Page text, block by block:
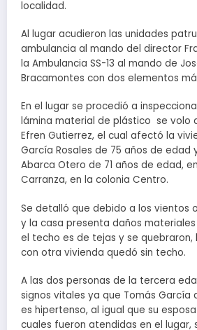
localidad.
Al lugar acudieron las unidades
ambulancia al mando del director
la Ambulancia SS-13 al mando de
Bracamontes con dos elementos
En el lugar se procedió a
lámina material de plástico se volo
Efren Gutierrez, el cual afectó la
García Rosales de 75 años de edad
Abarca Otero de 71 años de edad,
Carranza, en la colonia Centro.
Se detalló que debido a los vientos
y la casa presenta daños
el techo es de tejas y se quebraron,
con otra vivienda quedó sin techo.
A las dos personas de la tercera
signos vitales ya que Tomás García
es hipertenso, al igual que su
cuales fueron atendidas en el lugar,